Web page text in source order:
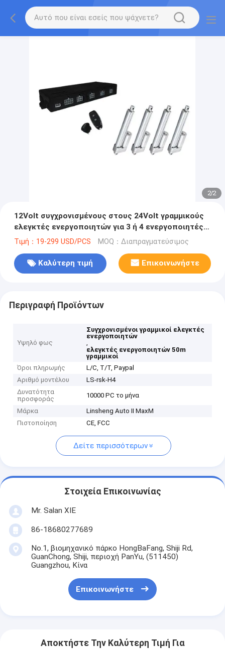
2/2
12Volt συγχρονισμένους στους 24Volt γραμμικούς
ελεγκτές ενεργοποιητών για 3 ή 4 ενεργοποιητές
50m
Τιμή：19-299 USD/PCS MOQ：Διαπραγματεύσιμος
Καλύτερη τιμή Επικοινωνήστε
Περιγραφή Προϊόντων
Υψηλό φως
Συγχρονισμένοι γραμμικοί ελεγκτές
ενεργοποιητών
,
ελεγκτές ενεργοποιητών 50m
γραμμικοί
Όροι πληρωμής
L/C, T/T, Paypal
Αριθμό μοντέλου
LS-rsk-H4
Δυνατότητα
προσφοράς
10000 PC το μήνα
Μάρκα
Linsheng Auto II MaxM
Πιστοποίηση
CE, FCC
Δείτε περισσότερων
Στοιχεία Επικοινωνίας
Mr. Salan XIE
86-18680277689
No.1, βιομηχανικό πάρκο HongBaFang, Shiji Rd,
GuanChong, Shiji, περιοχή PanYu, (511450)
Guangzhou, Κίνα
Επικοινωνήστε
Αποκτήστε Την Καλύτερη Τιμή Για